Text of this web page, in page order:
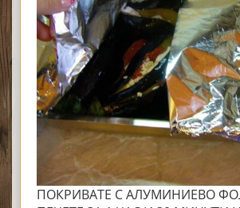
ПОКРИВАТЕ С АЛУМИНИЕВО